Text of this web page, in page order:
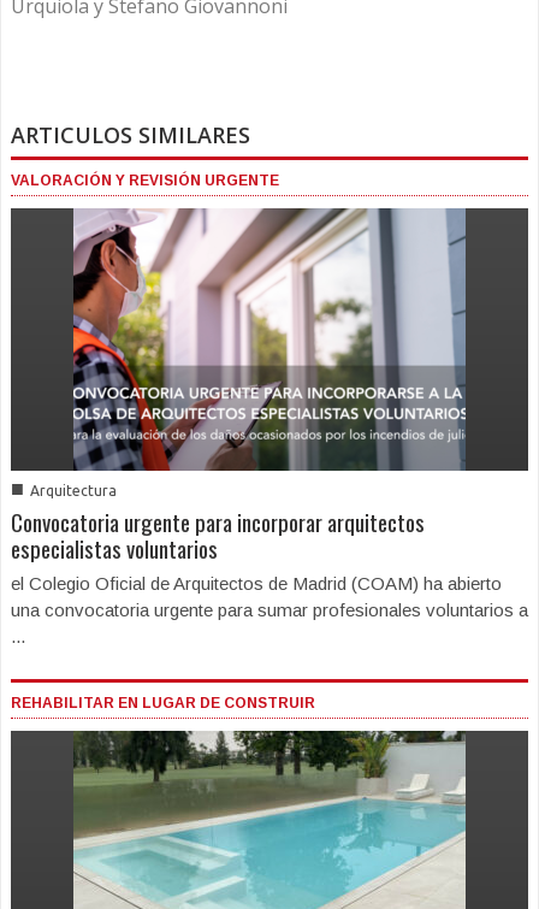
Urquiola y Stefano Giovannoni
ARTICULOS SIMILARES
VALORACIÓN Y REVISIÓN URGENTE
■ Arquitectura
Convocatoria urgente para incorporar arquitectos
especialistas voluntarios
el Colegio Oficial de Arquitectos de Madrid (COAM) ha abierto
una convocatoria urgente para sumar profesionales voluntarios a
...
REHABILITAR EN LUGAR DE CONSTRUIR